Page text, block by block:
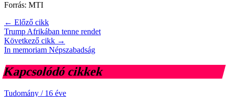
Forrás: MTI
← Előző cikk
Trump Afrikában tenne rendet
Következő cikk →
In memoriam Népszabadság
Kapcsolódó cikkek
Tudomány / 16 éve